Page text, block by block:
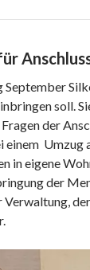
soll.
der
Umzug
in eigene
der